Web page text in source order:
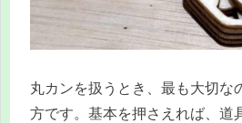
丸カンを扱うとき、最も大切な
方です。基本を押さえれば、道